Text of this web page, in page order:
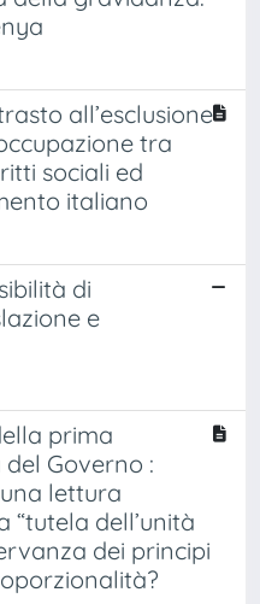
all’esclusione
tra
sociali ed
italiano
di
e
prima
Governo :
lettura
“tutela dell’unità
dei principi